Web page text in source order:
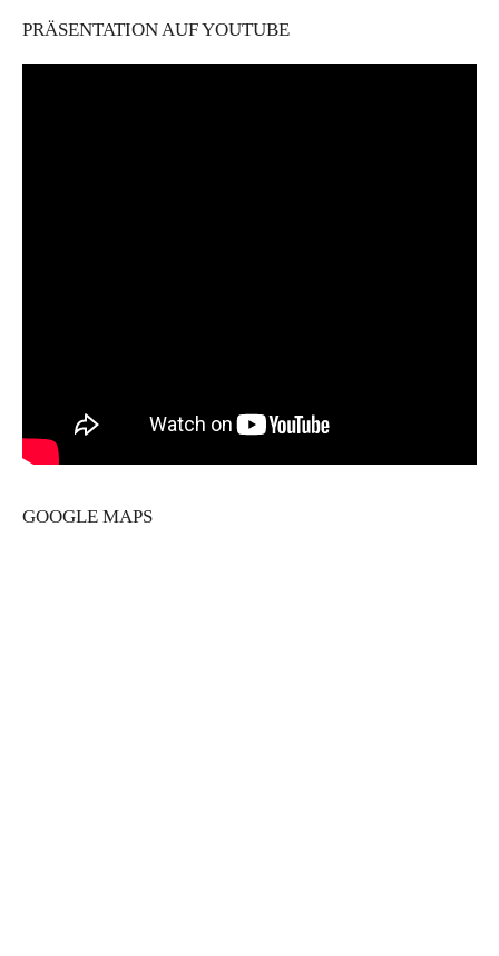
PRÄSENTATION AUF YOUTUBE
GOOGLE MAPS